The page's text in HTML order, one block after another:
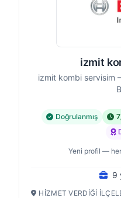
izmit
izmit kombi servisim
Doğrulanmış
Yeni profil —
9
HIZMET VERDIĞI